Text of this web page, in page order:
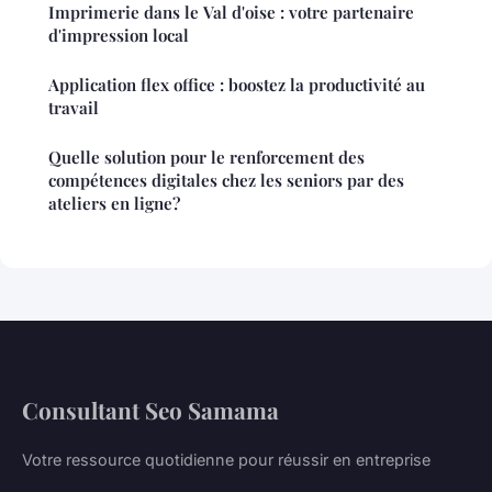
Imprimerie dans le Val d'oise : votre partenaire
d'impression local
Application flex office : boostez la productivité au
travail
Quelle solution pour le renforcement des
compétences digitales chez les seniors par des
ateliers en ligne?
Consultant Seo Samama
Votre ressource quotidienne pour réussir en entreprise